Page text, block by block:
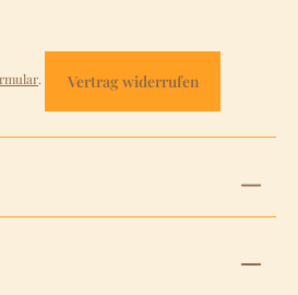
. Vertrag widerrufen